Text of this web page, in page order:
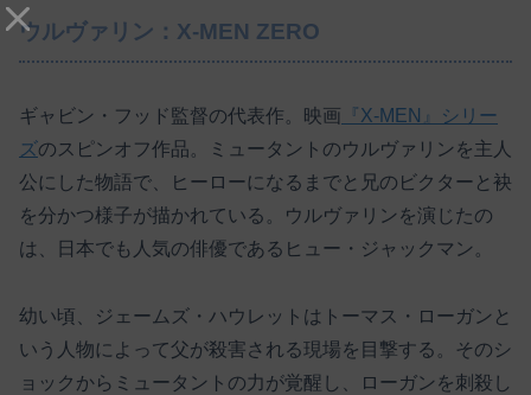
ウルヴァリン：X-MEN ZERO
ギャビン・フッド監督の代表作。映画 『X-MEN』シリー
ズのスピンオフ作品。ミュータントのウルヴァリンを主人
公にした物語で、ヒーローになるまでと兄のビクターと袂
を分かつ様子が描かれている。ウルヴァリンを演じたの
は、日本でも人気の俳優であるヒュー・ジャックマン。
幼い頃、ジェームズ・ハウレットはトーマス・ローガンと
いう人物によって父が殺害される現場を目撃する。そのシ
ョックからミュータントの力が覚醒し、ローガンを刺殺し